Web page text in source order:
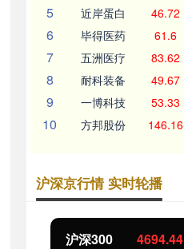
5 近岸蛋白 46.72
6 毕得医药 61.6
7 五洲医疗 83.62
8 耐科装备 49.67
9 一博科技 53.33
10 方邦股份 146.16
沪深京行情 实时轮播
北证50 1134.24